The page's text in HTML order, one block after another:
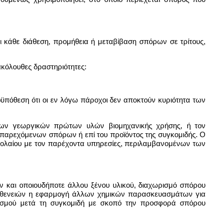
διάθεση, προμήθεια ή μεταβίβαση σπόρων σε τρίτους,
δραστηριότητες:
ότι οι εν λόγω πάροχοι δεν αποκτούν κυριότητα των
γεωργικών πρώτων υλών βιομηχανικής χρήσης, ή τον
σπόρων ή επί του προϊόντος της συγκομιδής. Ο
με τον παρέχοντα υπηρεσίες, περιλαμβανομένων των
οποιουδήποτε άλλου ξένου υλικού, διαχωρισμό σπόρου
η εφαρμογή άλλων χημικών παρασκευασμάτων για
μετά τη συγκομιδή με σκοπό την προσφορά σπόρου